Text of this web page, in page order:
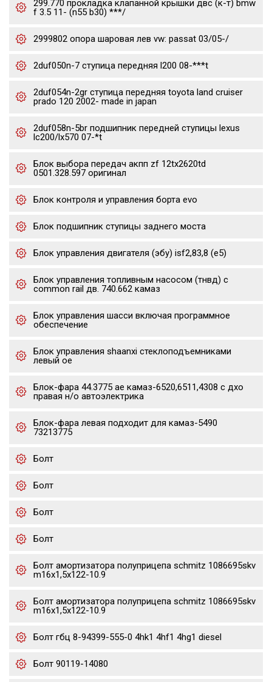
299.770 прокладка клапанной крышки двс (к-т) bmw
f 3.5 11- (n55 b30) ***/
2999802 опора шаровая лев vw: passat 03/05-/
2duf050n-7 ступица передняя l200 08-***t
2duf054n-2gr ступица передняя toyota land cruiser
prado 120 2002- made in japan
2duf058n-5br подшипник передней ступицы lexus
lc200/lx570 07-*t
Блок выбора передач акпп zf 12tx2620td
0501.328.597 оригинал
Блок контроля и управления борта evo
Блок подшипник ступицы заднего моста
Блок управления двигателя (эбу) isf2,83,8 (е5)
Блок управления топливным насосом (тнвд) с
common rail дв. 740.662 камаз
Блок управления шасси включая программное
обеспечение
Блок управления shaanxi стеклоподъемниками
левый oe
Блок-фара 44.3775 ae камаз-6520,6511,4308 с дхо
правая н/о автоэлектрика
Блок-фара левая подходит для камаз-5490
73213775
Болт
Болт
Болт
Болт
Болт амортизатора полуприцепа schmitz 1086695skv
m16x1,5х122-10.9
Болт амортизатора полуприцепа schmitz 1086695skv
m16x1,5х122-10.9
Болт гбц 8-94399-555-0 4hk1 4hf1 4hg1 diesel
Болт 90119-14080